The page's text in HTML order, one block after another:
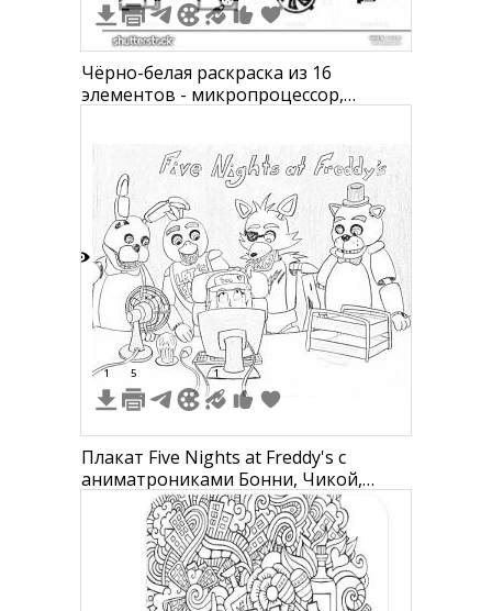
Чёрно-белая раскраска из 16
элементов - микропроцессор,
питания, жёсткий диск, SSD,
дисковод, видеокарта с логотипом,
видеокарта с символом
музыкальной ноты, видеокарта с
логотипом TV, видеок
1 5 1
Плакат Five Nights at Freddy's с
аниматрониками Бонни, Чикой,
Фокси и Фредди, и охранником за
столом с монитором, вентилятором,
лампой и коробкой.